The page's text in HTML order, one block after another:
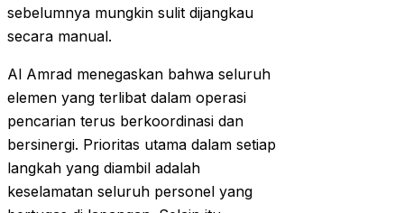
sebelumnya mungkin sulit dijangkau
secara manual.
Al Amrad menegaskan bahwa seluruh
elemen yang terlibat dalam operasi
pencarian terus berkoordinasi dan
bersinergi. Prioritas utama dalam setiap
langkah yang diambil adalah
keselamatan seluruh personel yang